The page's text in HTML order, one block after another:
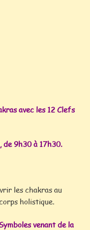
avec les 12 Clefs
de 9h30 à 17h30.
les chakras au
holistique.
venant de la